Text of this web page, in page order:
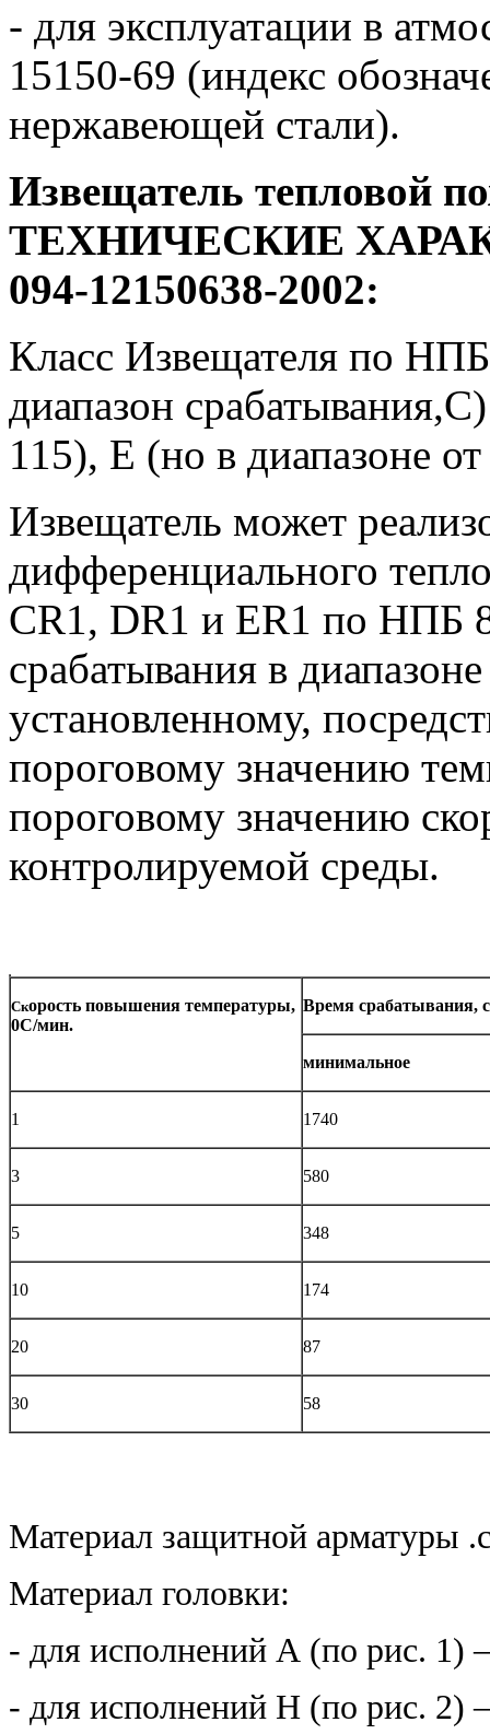
- для эксплуатации в
15150-69 (индекс
нержавеющей стали).
Извещатель тепловой
ТЕХНИЧЕСКИЕ
094-12150638-2002:
Класс Извещателя по
диапазон
115), Е (но в диапазоне
Извещатель может
дифференциального
CR1, DR1 и ER1 по НПБ
срабатывания в
установленному,
пороговому значению
пороговому значению
контролируемой среды.
Скорость повышения температуры,
0С/мин.
Время срабатывания, с
минимальное
1 1740
3 580
5 348
10 174
20 87
30 58
Материал защитной арматуры
Материал головки:
- для исполнений А (по рис.
- для исполнений Н (по рис. 2)